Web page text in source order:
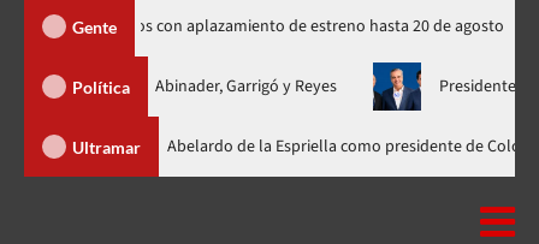
Gente
rusos de Spider-Man indignados con aplazamiento de estreno hasta 20 de
Política
con Abinader, Garrigó y Reyes Presidente Abinader,
Ultramar
participa en la investidura de Abelardo de la Espriella como